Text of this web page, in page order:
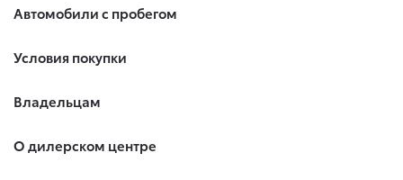
Автомобили с пробегом
Условия покупки
Владельцам
О дилерском центре